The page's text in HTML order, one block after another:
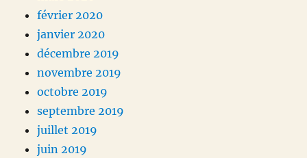
février 2020
janvier 2020
décembre 2019
novembre 2019
octobre 2019
septembre 2019
juillet 2019
juin 2019